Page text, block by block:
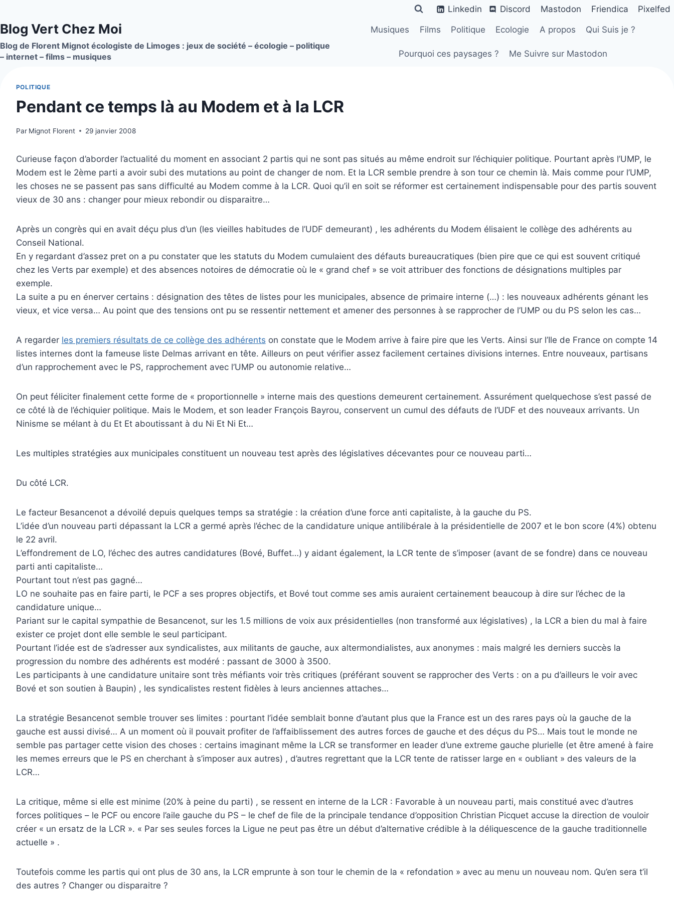
contenu
Linkedin Discord Mastodon Friendica Pixelfed
Blog Vert Chez Moi
Blog de Florent Mignot écologiste de Limoges : jeux de société – écologie – politique
– internet – films – musiques
Musiques Films Politique Ecologie A propos Qui Suis je ?
Pourquoi ces paysages ? Me Suivre sur Mastodon
POLITIQUE
Pendant ce temps là au Modem et à la LCR
Par Mignot Florent 29 janvier 2008
Curieuse façon d’aborder l’actualité du moment en associant 2 partis qui ne sont pas situés au même endroit sur l’échiquier politique. Pourtant après l’UMP, le
Modem est le 2ème parti a avoir subi des mutations au point de changer de nom. Et la LCR semble prendre à son tour ce chemin là. Mais comme pour l’UMP,
les choses ne se passent pas sans difficulté au Modem comme à la LCR. Quoi qu’il en soit se réformer est certainement indispensable pour des partis souvent
vieux de 30 ans : changer pour mieux rebondir ou disparaitre…
Après un congrès qui en avait déçu plus d’un (les vieilles habitudes de l’UDF demeurant) , les adhérents du Modem élisaient le collège des adhérents au
Conseil National.
En y regardant d’assez pret on a pu constater que les statuts du Modem cumulaient des défauts bureaucratiques (bien pire que ce qui est souvent critiqué
chez les Verts par exemple) et des absences notoires de démocratie où le « grand chef » se voit attribuer des fonctions de désignations multiples par
exemple.
La suite a pu en énerver certains : désignation des têtes de listes pour les municipales, absence de primaire interne (…) : les nouveaux adhérents génant les
vieux, et vice versa… Au point que des tensions ont pu se ressentir nettement et amener des personnes à se rapprocher de l’UMP ou du PS selon les cas…
A regarder les premiers résultats de ce collège des adhérents on constate que le Modem arrive à faire pire que les Verts. Ainsi sur l’Ile de France on compte 14
listes internes dont la fameuse liste Delmas arrivant en tête. Ailleurs on peut vérifier assez facilement certaines divisions internes. Entre nouveaux, partisans
d’un rapprochement avec le PS, rapprochement avec l’UMP ou autonomie relative…
On peut féliciter finalement cette forme de « proportionnelle » interne mais des questions demeurent certainement. Assurément quelquechose s’est passé de
ce côté là de l’échiquier politique. Mais le Modem, et son leader François Bayrou, conservent un cumul des défauts de l’UDF et des nouveaux arrivants. Un
Ninisme se mélant à du Et Et aboutissant à du Ni Et Ni Et…
Les multiples stratégies aux municipales constituent un nouveau test après des législatives décevantes pour ce nouveau parti…
Du côté LCR.
Le facteur Besancenot a dévoilé depuis quelques temps sa stratégie : la création d’une force anti capitaliste, à la gauche du PS.
L’idée d’un nouveau parti dépassant la LCR a germé après l’échec de la candidature unique antilibérale à la présidentielle de 2007 et le bon score (4%) obtenu
le 22 avril.
L’effondrement de LO, l’échec des autres candidatures (Bové, Buffet…) y aidant également, la LCR tente de s’imposer (avant de se fondre) dans ce nouveau
parti anti capitaliste…
Pourtant tout n’est pas gagné…
LO ne souhaite pas en faire parti, le PCF a ses propres objectifs, et Bové tout comme ses amis auraient certainement beaucoup à dire sur l’échec de la
candidature unique…
Pariant sur le capital sympathie de Besancenot, sur les 1.5 millions de voix aux présidentielles (non transformé aux législatives) , la LCR a bien du mal à faire
exister ce projet dont elle semble le seul participant.
Pourtant l’idée est de s’adresser aux syndicalistes, aux militants de gauche, aux altermondialistes, aux anonymes : mais malgré les derniers succès la
progression du nombre des adhérents est modéré : passant de 3000 à 3500.
Les participants à une candidature unitaire sont très méfiants voir très critiques (préférant souvent se rapprocher des Verts : on a pu d’ailleurs le voir avec
Bové et son soutien à Baupin) , les syndicalistes restent fidèles à leurs anciennes attaches…
La stratégie Besancenot semble trouver ses limites : pourtant l’idée semblait bonne d’autant plus que la France est un des rares pays où la gauche de la
gauche est aussi divisé… A un moment où il pouvait profiter de l’affaiblissement des autres forces de gauche et des déçus du PS… Mais tout le monde ne
semble pas partager cette vision des choses : certains imaginant même la LCR se transformer en leader d’une extreme gauche plurielle (et être amené à faire
les memes erreurs que le PS en cherchant à s’imposer aux autres) , d’autres regrettant que la LCR tente de ratisser large en « oubliant » des valeurs de la
LCR…
La critique, même si elle est minime (20% à peine du parti) , se ressent en interne de la LCR : Favorable à un nouveau parti, mais constitué avec d’autres
forces politiques – le PCF ou encore l’aile gauche du PS – le chef de file de la principale tendance d’opposition Christian Picquet accuse la direction de vouloir
créer « un ersatz de la LCR ». « Par ses seules forces la Ligue ne peut pas être un début d’alternative crédible à la déliquescence de la gauche traditionnelle
actuelle » .
Toutefois comme les partis qui ont plus de 30 ans, la LCR emprunte à son tour le chemin de la « refondation » avec au menu un nouveau nom. Qu’en sera t’il
des autres ? Changer ou disparaitre ?